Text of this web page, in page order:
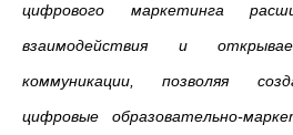
цифрового маркетинга
взаимодействия и
коммуникации, позволяя
цифровые образовательно-